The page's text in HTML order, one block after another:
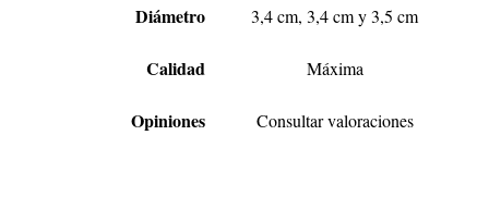
Diámetro 3,4 cm, 3,4 cm y 3,5 cm
Calidad Máxima
Opiniones Consultar valoraciones